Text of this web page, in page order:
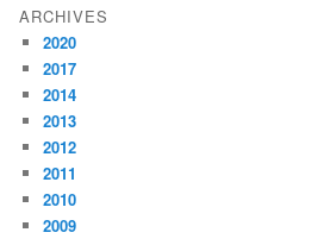
ARCHIVES
2020
2017
2014
2013
2012
2011
2010
2009